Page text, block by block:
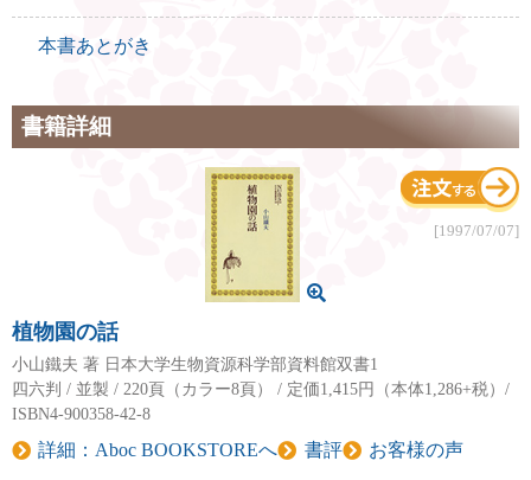
本書あとがき
書籍詳細
植物園の話
小山鐵夫 著 日本大学生物資源科学部資料館双書1
四六判 / 並製 / 220頁（カラー8頁） / 定価1,415円（本体1,286+税）/
ISBN4-900358-42-8
詳細：Aboc BOOKSTOREへ 書評 お客様の声
[1997/07/07]